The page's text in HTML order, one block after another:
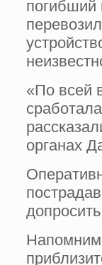
погибший
«По всей
органах
допросить